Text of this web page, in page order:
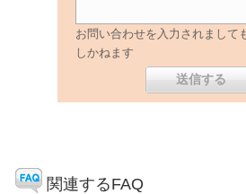
お問い合わせを入力されまして
しかねます
関連するFAQ